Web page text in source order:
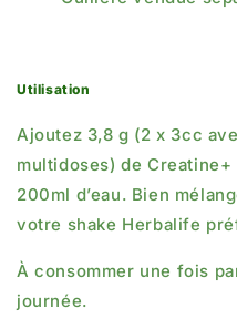
Utilisation
Ajoutez 3,8 g (2 x 3cc
multidoses) de
200ml d’eau. Bien
votre shake Herbalife
À consommer une fois
journée.